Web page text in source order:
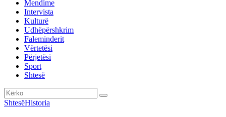
Mendime
Intervista
Kulturë
Udhëpërshkrim
Faleminderit
Vërtetësi
Përjetësi
Sport
Shtesë
ShtesëHistoria